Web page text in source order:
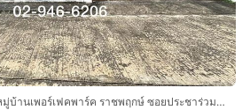
บ้านเดี่ยว 2 ชั้น 42.1 ตร.ว. หมู่บ้านเพอร์เฟคพาร์ค ราชพฤกษ์ ซอยประชาร่วมใจ ถนนราชพฤกษ์ ถนนรัตนาธิเบศร์ เมืองนนทบุรี นนทบุรี